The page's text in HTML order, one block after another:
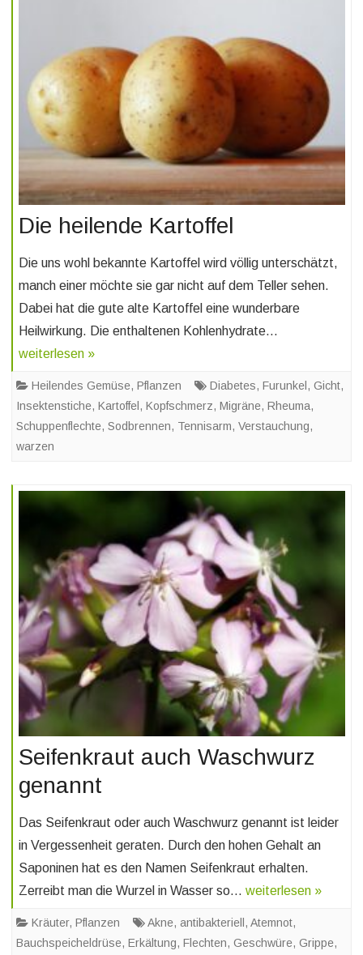
Die heilende Kartoffel
Die uns wohl bekannte Kartoffel wird völlig unterschätzt,
manch einer möchte sie gar nicht auf dem Teller sehen.
Dabei hat die gute alte Kartoffel eine wunderbare
Heilwirkung. Die enthaltenen Kohlenhydrate…
weiterlesen »
Heilendes Gemüse, Pflanzen Diabetes, Furunkel , Gicht,
Insektenstiche, Kartoffel , Kopfschmerz, Migräne, Rheuma,
Schuppenflechte, Sodbrennen, Tennisarm, Verstauchung,
warzen
Seifenkraut auch Waschwurz
genannt
Das Seifenkraut oder auch Waschwurz genannt ist leider
in Vergessenheit geraten. Durch den hohen Gehalt an
Saponinen hat es den Namen Seifenkraut erhalten.
Zerreibt man die Wurzel in Wasser so… weiterlesen »
Kräuter, Pflanzen Akne, antibakteriell, Atemnot,
Bauchspeicheldrüse, Erkältung, Flechten, Geschwüre, Grippe,